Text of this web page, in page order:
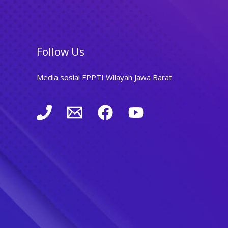
Follow Us
Media sosial FPPTI Wilayah Jawa Barat